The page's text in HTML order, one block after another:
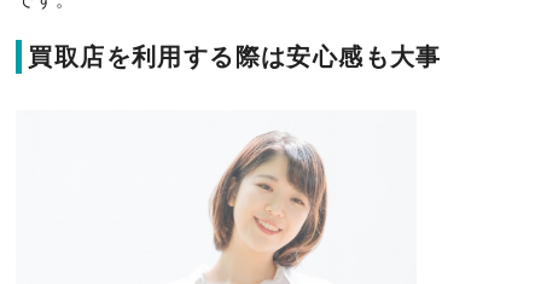
買取店を利用する際は安心感も大事